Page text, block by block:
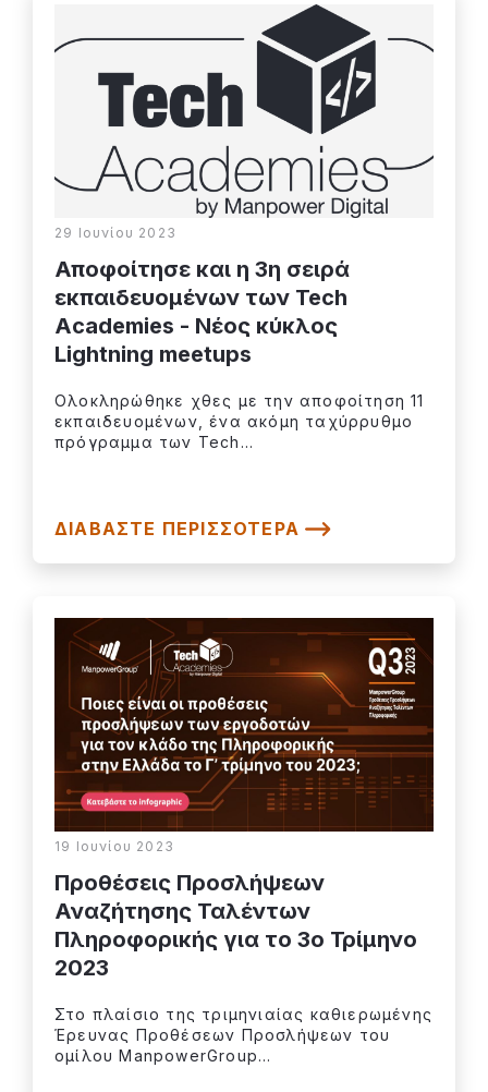
29 Ιουνίου 2023
Αποφοίτησε και η 3η σειρά
εκπαιδευομένων των Tech
Academies - Νέος κύκλος
Lightning meetups
Ολοκληρώθηκε χθες με την αποφοίτηση 11
εκπαιδευομένων, ένα ακόμη ταχύρρυθμο
πρόγραμμα των Tech...
ΔΙΑΒΆΣΤΕ ΠΕΡΙΣΣΌΤΕΡΑ
19 Ιουνίου 2023
Προθέσεις Προσλήψεων
Αναζήτησης Ταλέντων
Πληροφορικής για το 3o Τρίμηνο
2023
Στο πλαίσιο της τριμηνιαίας καθιερωμένης
Έρευνας Προθέσεων Προσλήψεων του
ομίλου ManpowerGroup...